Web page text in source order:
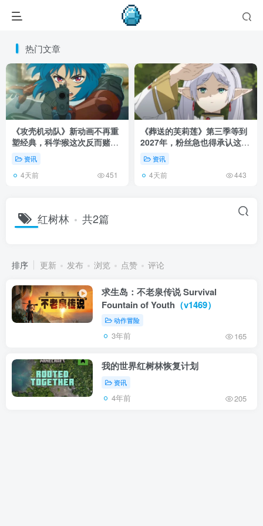
热门文章
《攻壳机动队》新动画不再重
塑经典，科学猴这次反而赌对
了！资讯
4天前 451
《葬送的芙莉莲》第三季等到
2027年，粉丝急也得承认这次
慢得有道理！
资讯
4天前 443
红树林 共2篇
排序 更新 发布 浏览 点赞 评论
求生岛：不老泉传说 Survival
Fountain of Youth （v1469）
动作冒险
3年前 165
我的世界红树林恢复计划
资讯
4年前 205